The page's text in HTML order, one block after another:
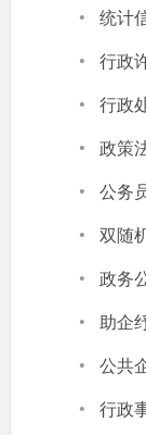
· 统计
· 行政
· 行政
· 政策
· 公务
· 双随
· 政务
· 助企
· 公共
· 行政